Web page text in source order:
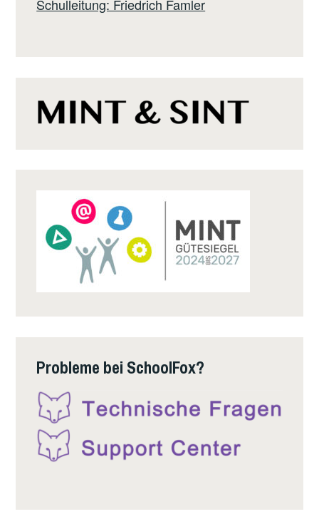
Schulleitung: Friedrich Famler
Probleme bei SchoolFox?